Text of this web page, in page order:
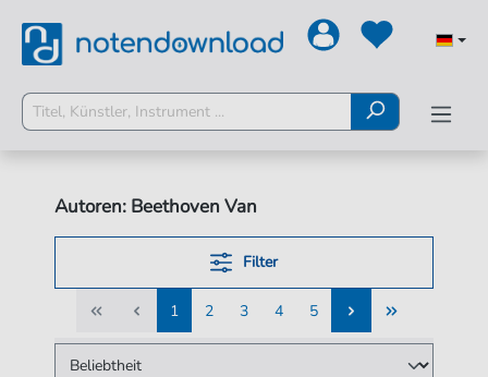
Autoren: Beethoven Van
Filter
1
1
2
2
3
3
4
4
5
5